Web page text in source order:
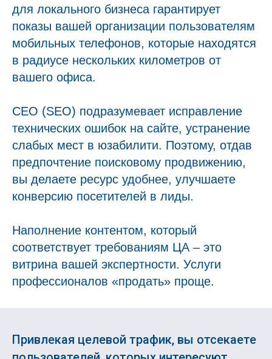
для локального бизнеса гарантирует
показы вашей организации пользователям
мобильных телефонов, которые находятся
в радиусе нескольких километров от
вашего офиса.
СЕО (SEO) подразумевает исправление
технических ошибок на сайте, устранение
слабых мест в юзабилити. Поэтому, отдав
предпочтение поисковому продвижению,
вы делаете ресурс удобнее, улучшаете
конверсию посетителей в лиды.
Наполнение контентом, который
соответствует требованиям ЦА – это
витрина вашей экспертности. Услуги
профессионалов «продать» проще.
Привлекая целевой трафик, вы отсекаете